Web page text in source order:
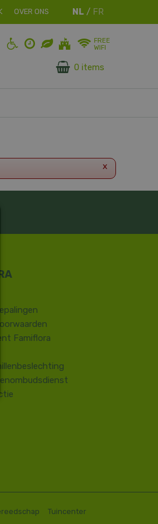
OVER ONS
FREE
WIFI
0 items
x
Famiflora
Tuincenter